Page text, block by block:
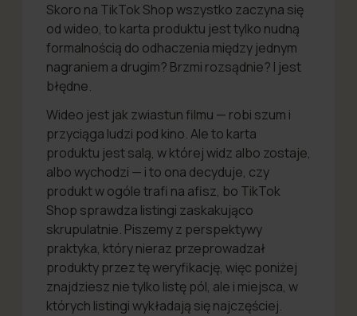
Skoro na TikTok Shop wszystko zaczyna się
od wideo, to karta produktu jest tylko nudną
formalnością do odhaczenia między jednym
nagraniem a drugim? Brzmi rozsądnie? I jest
błędne.
Wideo jest jak zwiastun filmu — robi szum i
przyciąga ludzi pod kino. Ale to karta
produktu jest salą, w której widz albo zostaje,
albo wychodzi — i to ona decyduje, czy
produkt w ogóle trafi na afisz, bo TikTok
Shop sprawdza listingi zaskakująco
skrupulatnie. Piszemy z perspektywy
praktyka, który nieraz przeprowadzał
produkty przez tę weryfikację, więc poniżej
znajdziesz nie tylko listę pól, ale i miejsca, w
których listingi wykładają się najczęściej.